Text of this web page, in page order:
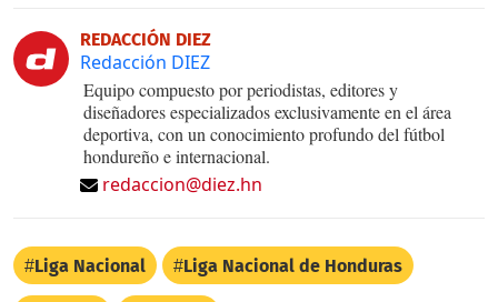
REDACCIÓN DIEZ
Redacción DIEZ
Equipo compuesto por periodistas, editores y
diseñadores especializados exclusivamente en el área
deportiva, con un conocimiento profundo del fútbol
hondureño e internacional.
redaccion@diez.hn
Liga Nacional Liga Nacional de Honduras